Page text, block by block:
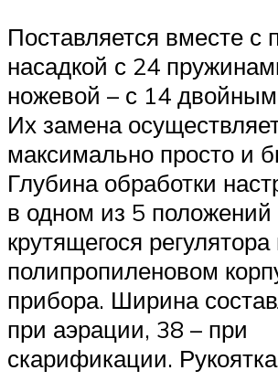
Поставляется вместе с
насадкой с 24
ножевой – с 14
Их замена
максимально просто и
Глубина обработки
в одном из 5
крутящегося регулятора
полипропиленовом
прибора. Ширина
при аэрации, 38 – при
скарификации. Рукоятка